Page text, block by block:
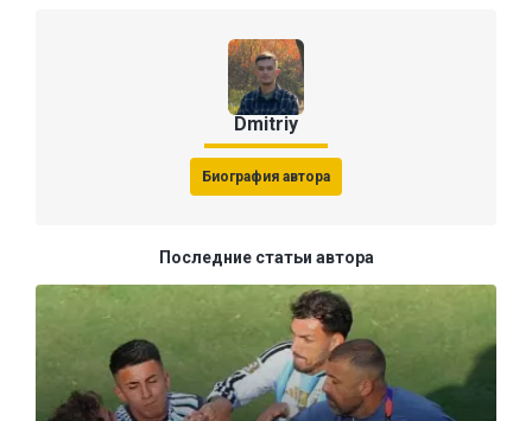
Dmitriy
Биография автора
Последние статьи автора